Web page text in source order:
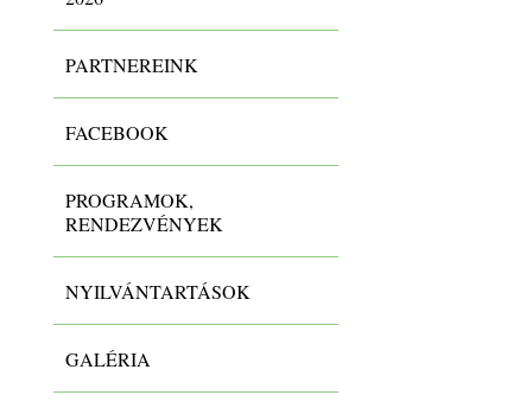
PARTNEREINK
FACEBOOK
PROGRAMOK,
RENDEZVÉNYEK
NYILVÁNTARTÁSOK
GALÉRIA